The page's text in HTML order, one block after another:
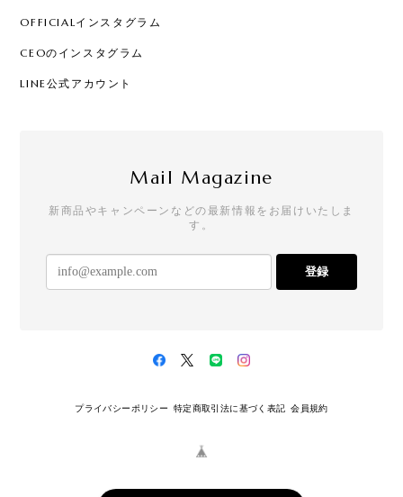
OFFICIALインスタグラム
CEOのインスタグラム
LINE公式アカウント
Mail Magazine
新商品やキャンペーンなどの最新情報をお届けいたしま
す。
登録
プライバシーポリシー 特定商取引法に基づく表記 会員規約